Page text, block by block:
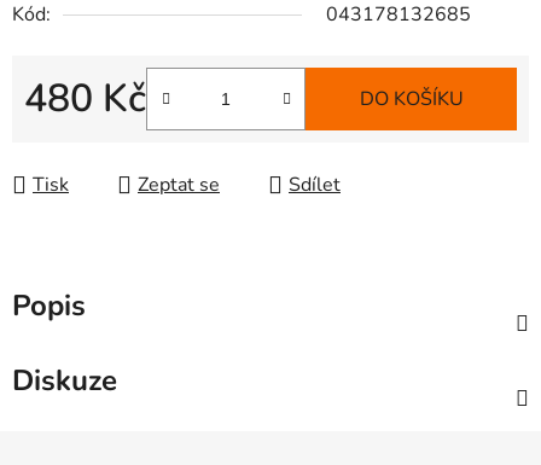
Kód:
043178132685
480 Kč DO KOŠÍKU
Tisk Zeptat se Sdílet
Popis
Diskuze